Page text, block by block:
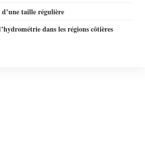
taille régulière
dans les régions côtières